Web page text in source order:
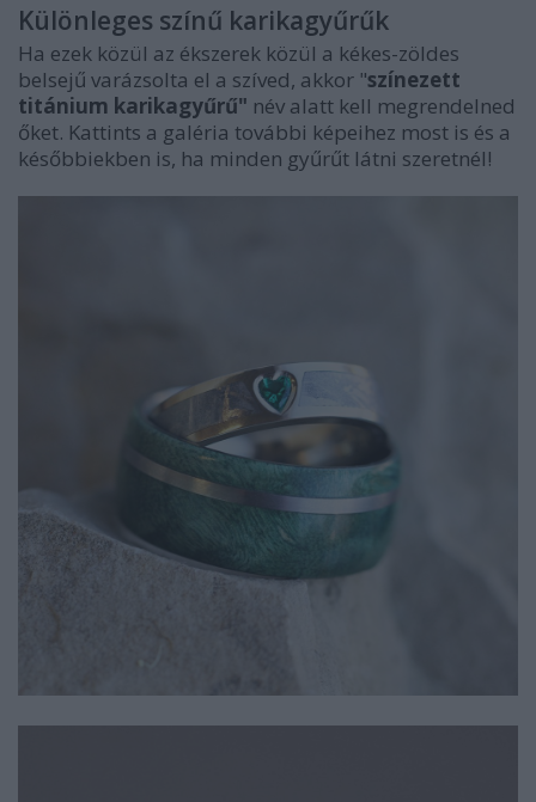
Különleges színű karikagyűrűk
Ha ezek közül az ékszerek közül a kékes-zöldes
belsejű varázsolta el a szíved, akkor "színezett
titánium karikagyűrű" név alatt kell megrendelned
őket. Kattints a galéria további képeihez most is és a
későbbiekben is, ha minden gyűrűt látni szeretnél!